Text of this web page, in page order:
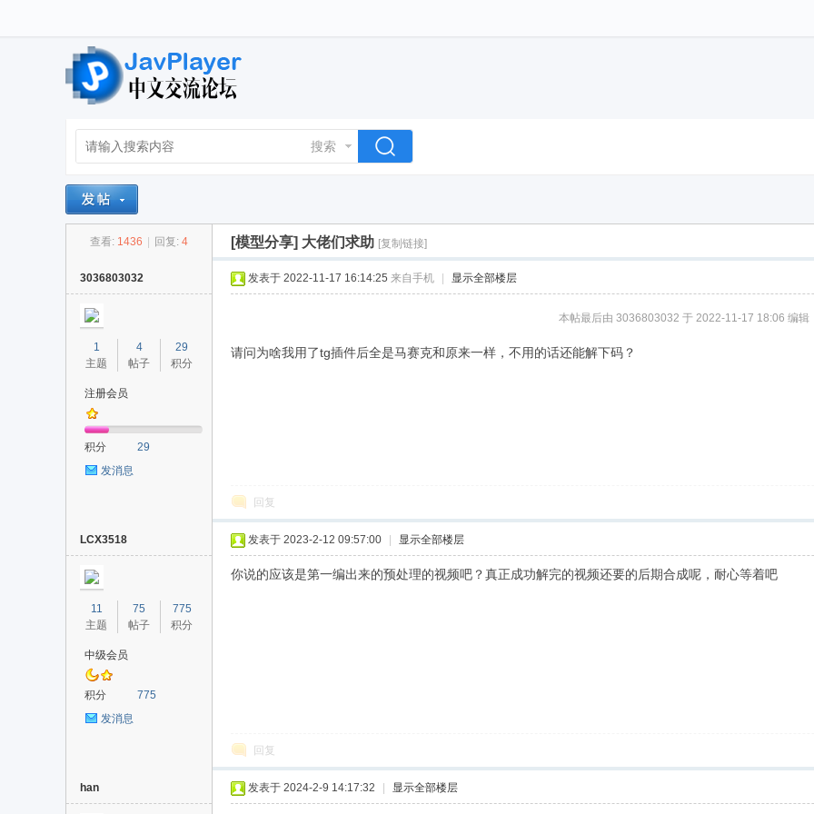
搜索
查看: 1436 回复: 4 [模型分享] 大佬们求助 [复制链接]
3036803032
1
主题
4
帖子
29
积分
注册会员
积分
29
发消息
发表于 2022-11-17 16:14:25 来自手机 显示全部楼层
本帖最后由 3036803032 于 2022-11-17 18:06 编辑
请问为啥我用了tg插件后全是马赛克和原来一样，不用的话还能解下码？
回复
LCX3518
11
主题
75
帖子
775
积分
中级会员
积分
775
发消息
发表于 2023-2-12 09:57:00 显示全部楼层
你说的应该是第一编出来的预处理的视频吧？真正成功解完的视频还要的后期合成呢，耐心等着吧
回复
han 发表于 2024-2-9 14:17:32 显示全部楼层